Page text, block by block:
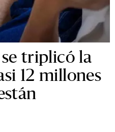
triplicó la
12 millones